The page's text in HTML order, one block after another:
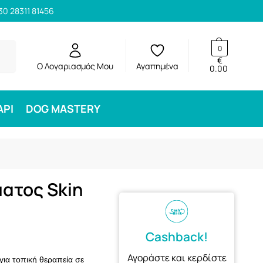
28311 81456
Ο Λογαριασμός Μου Αγαπημένα 0.00
€
0
DOG MASTERY
Skin
τοπική θεραπεία σε
Cashback!
Αγοράστε και κερδίστε